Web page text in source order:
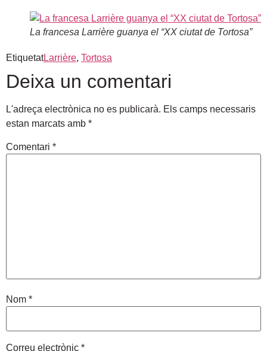
La francesa Larrière guanya el “XX ciutat de Tortosa”
EtiquetatLarrière, Tortosa
Deixa un comentari
L'adreça electrònica no es publicarà. Els camps necessaris
estan marcats amb *
Comentari *
Nom *
Correu electrònic *